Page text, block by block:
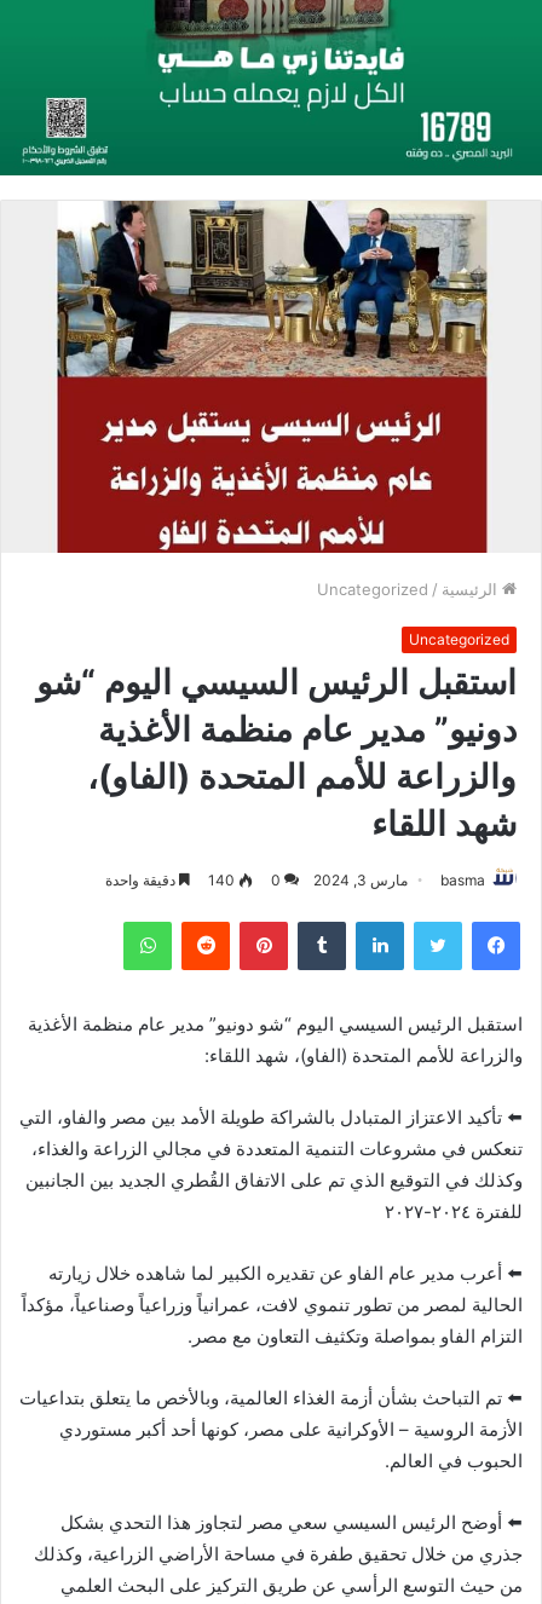
الرئيسية /
Uncategorized
Uncategorized
استقبل الرئيس السيسي اليوم “شو
دونيو” مدير عام منظمة الأغذية
والزراعة للأمم المتحدة (الفاو)،
شهد اللقاء
basma مارس 3, 2024 0
140 دقيقة واحدة
فيسبوك تويتر لينكدإن بينتيريست واتساب
استقبل الرئيس السيسي اليوم “شو دونيو” مدير عام منظمة الأغذية
والزراعة للأمم المتحدة (الفاو)، شهد اللقاء:
⬅️ تأكيد الاعتزاز المتبادل بالشراكة طويلة الأمد بين مصر والفاو، التي
تنعكس في مشروعات التنمية المتعددة في مجالي الزراعة والغذاء،
وكذلك في التوقيع الذي تم على الاتفاق القُطري الجديد بين الجانبين
للفترة ٢٠٢٤-٢٠٢٧
⬅️ أعرب مدير عام الفاو عن تقديره الكبير لما شاهده خلال زيارته
الحالية لمصر من تطور تنموي لافت، عمرانياً وزراعياً وصناعياً، مؤكداً
التزام الفاو بمواصلة وتكثيف التعاون مع مصر.‎
⬅️ تم التباحث بشأن أزمة الغذاء العالمية، وبالأخص ما يتعلق بتداعيات
الأزمة الروسية – الأوكرانية على مصر، كونها أحد أكبر مستوردي
الحبوب في العالم.
⬅️ أوضح الرئيس السيسي سعي مصر لتجاوز هذا التحدي بشكل
جذري من خلال تحقيق طفرة في مساحة الأراضي الزراعية، وكذلك
من حيث التوسع الرأسي عن طريق التركيز على البحث العلمي